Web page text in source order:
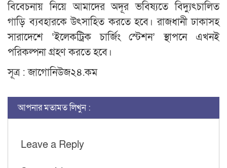
বিবেচনায় নিয়ে আমাদের অদূর ভবিষ্যতে বিদ্যুৎচালিত
গাড়ি ব্যবহারকে উৎসাহিত করতে হবে। রাজধানী ঢাকাসহ
সারাদেশে ‘ইলেকট্রিক চার্জিং স্টেশন’ স্থাপনে এখনই
পরিকল্পনা গ্রহণ করতে হবে।
সূত্র : জাগোনিউজ২৪.কম
আপনার মতামত লিখুন :
Leave a Reply